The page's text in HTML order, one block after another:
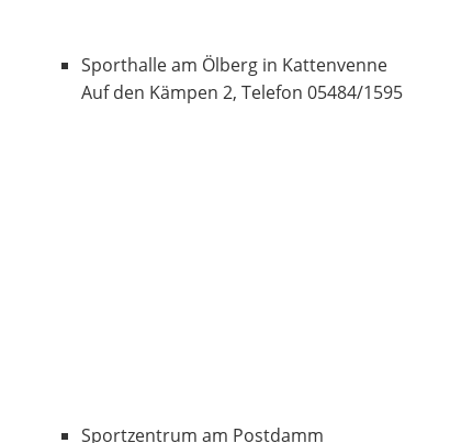
Sporthalle am Ölberg in Kattenvenne
Auf den Kämpen 2, Telefon 05484/1595
Sportzentrum am Postdamm